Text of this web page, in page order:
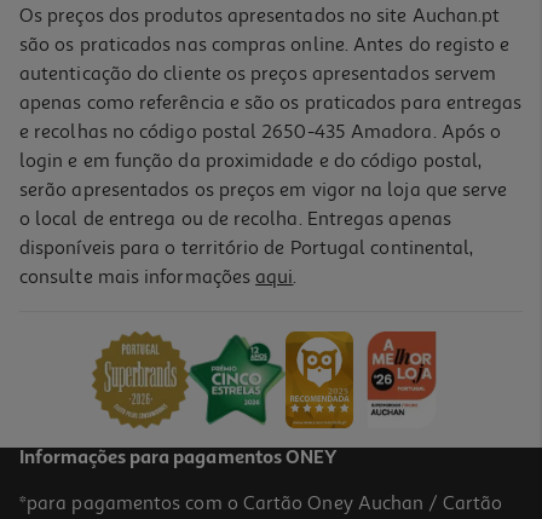
Os preços dos produtos apresentados no site Auchan.pt
são os praticados nas compras online. Antes do registo e
autenticação do cliente os preços apresentados servem
apenas como referência e são os praticados para entregas
e recolhas no código postal 2650-435 Amadora. Após o
login e em função da proximidade e do código postal,
serão apresentados os preços em vigor na loja que serve
o local de entrega ou de recolha. Entregas apenas
disponíveis para o território de Portugal continental,
consulte mais informações aqui.
Informações para pagamentos ONEY
*para pagamentos com o Cartão Oney Auchan / Cartão